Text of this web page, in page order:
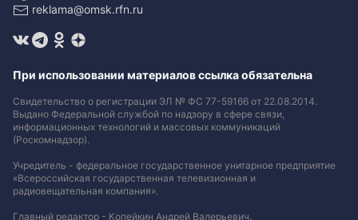
reklama@omsk.rfn.ru
При использовании материалов ссылка обязательна
Свидетельство о регистрации ЭЛ № ФС 77-59166 от 22.08.2014.
Выдано Федеральной службой по надзору в сфере связи,
информационных технологий и массовых коммуникаций
(Роскомнадзор).
Учредитель - федеральное государственное унитарное предприятие
«Всероссийская государственная телевизионная и
радиовещательная компания».
Главный редактор - Копейкин Андрей Валерьевич.